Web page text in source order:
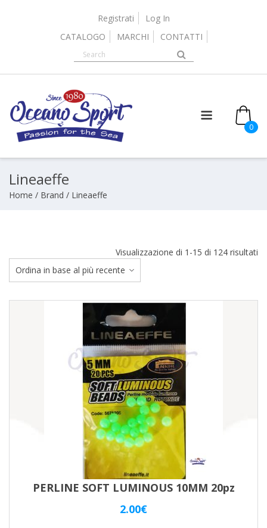
Registrati
Log In
CATALOGO
MARCHI CONTATTI
0
Lineaeffe
Home / Brand / Lineaeffe
Visualizzazione di 1-15 di 124 risultati
PERLINE SOFT LUMINOUS 10MM 20pz
2.00€